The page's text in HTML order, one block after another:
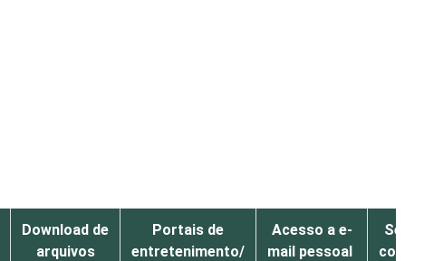
Download de
arquivos
Portais de
entretenimento/
Acesso a e-
mail pessoal